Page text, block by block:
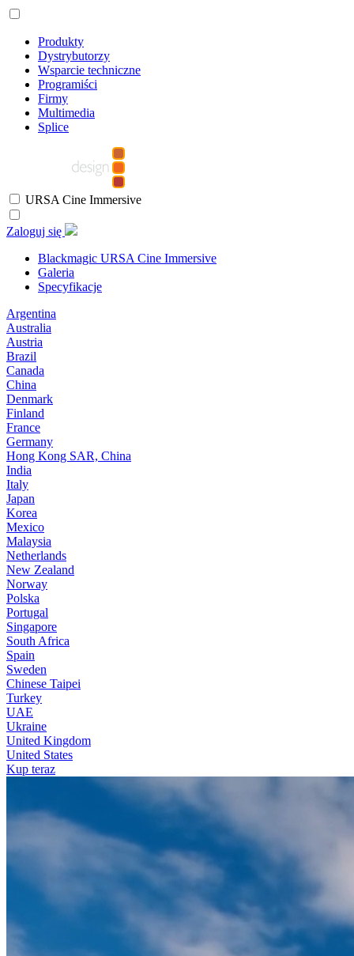
Produkty
Dystrybutorzy
Wsparcie techniczne
Programiści
Firmy
Multimedia
Splice
URSA Cine Immersive
Zaloguj się
Blackmagic URSA Cine Immersive
Galeria
Specyfikacje
Argentina
Australia
Austria
Brazil
Canada
China
Denmark
Finland
France
Germany
Hong Kong SAR, China
India
Italy
Japan
Korea
Mexico
Malaysia
Netherlands
New Zealand
Norway
Polska
Portugal
Singapore
South Africa
Spain
Sweden
Chinese Taipei
Turkey
UAE
Ukraine
United Kingdom
United States
Kup teraz